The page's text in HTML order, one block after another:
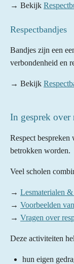
→ Bekijk
Respectbandjes
Bandjes zijn een
verbondenheid en
→ Bekijk
In gesprek over
Respect
betrokken worden.
Veel scholen
→ Lesmaterialen
→ Voorbeelden
→ Vragen over
Deze activiteiten
hun eigen